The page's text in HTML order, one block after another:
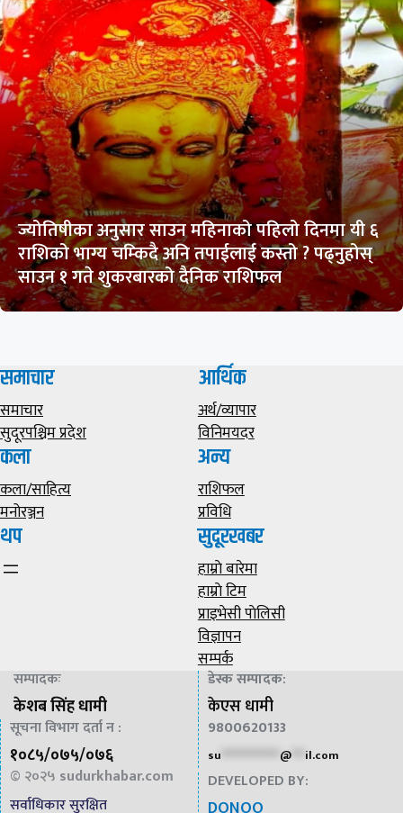
ज्योतिषीका अनुसार साउन महिनाको पहिलो दिनमा यी ६
राशिको भाग्य चम्किदै अनि तपाईलाई कस्तो ? पढ्नुहोस्
साउन १ गते शुकरबारको दैनिक राशिफल
समाचार
समाचार
सुदूरपश्चिम प्रदेश
आर्थिक
अर्थ/व्यापार
विनिमयदर
कला
कला/साहित्य
मनोरञ्जन
अन्य
राशिफल
प्रविधि
थप सुदूरखबर
हाम्राे बारेमा
हाम्राे टिम
प्राइभेसी पाेलिसी
विज्ञापन
सम्पर्क
सम्पादकः
केशब सिंह धामी
डेस्क सम्पादक:
केएस धामी
सूचना विभाग दर्ता न :
१०८५/०७५/०७६
9800620133
su @*** il.com
© २०२५ sudurkhabar.com
सर्वाधिकार सुरक्षित
DEVELOPED BY: